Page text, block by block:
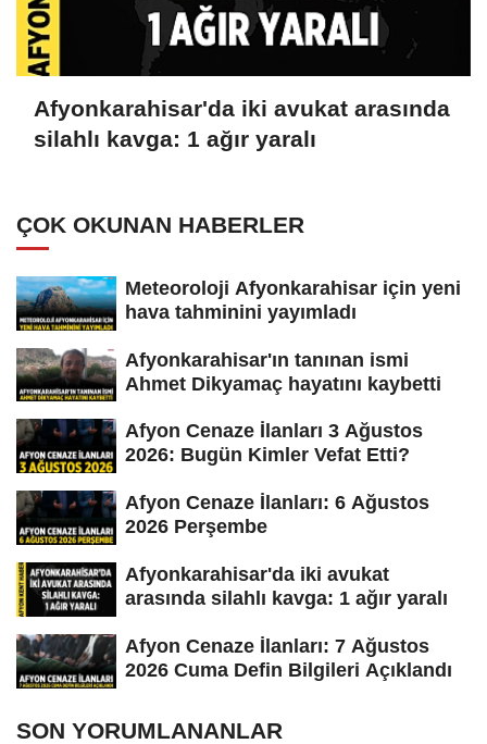
Afyonkarahisar'da iki avukat arasında
silahlı kavga: 1 ağır yaralı
ÇOK OKUNAN HABERLER
Meteoroloji Afyonkarahisar için yeni
hava tahminini yayımladı
Afyonkarahisar'ın tanınan ismi
Ahmet Dikyamaç hayatını kaybetti
Afyon Cenaze İlanları 3 Ağustos
2026: Bugün Kimler Vefat Etti?
Afyon Cenaze İlanları: 6 Ağustos
2026 Perşembe
Afyonkarahisar'da iki avukat
arasında silahlı kavga: 1 ağır yaralı
Afyon Cenaze İlanları: 7 Ağustos
2026 Cuma Defin Bilgileri Açıklandı
SON YORUMLANANLAR